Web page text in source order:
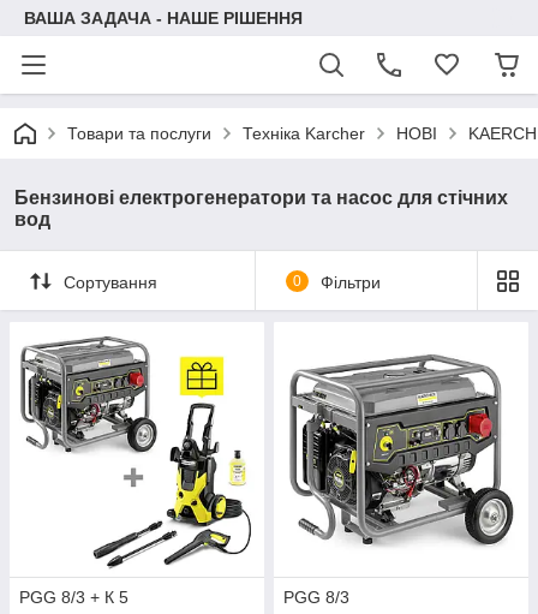
ВАША ЗАДАЧА - НАШЕ РІШЕННЯ
Товари та послуги Техніка Karcher НОВІ
Бензинові електрогенератори та насос для стічних
вод
Сортування 0 Фільтри
PGG 8/3 + К 5
PGG 8/3